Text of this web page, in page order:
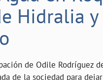
Hidralia
de Odile Rodríguez
de la sociedad para